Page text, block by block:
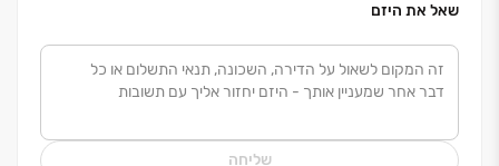
בכל הפרויקטים
הקבוצה נהנית מיציבות פיננסית ומוכרת בסטנדרט הבניה
הגבוה ביותר ואף נמנית עם החברות הבודדות בישראל
שאל את היזם
שליחה